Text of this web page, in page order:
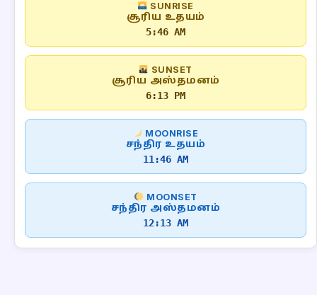
SUNRISE
சூரிய உதயம்
5:46 AM
SUNSET
சூரிய அஸ்தமனம்
6:13 PM
MOONRISE
சந்திர உதயம்
11:46 AM
MOONSET
சந்திர அஸ்தமனம்
12:13 AM